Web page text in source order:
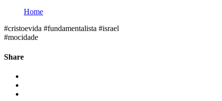
Home
#cristoevida #fundamentalista #israel
#mocidade
Share